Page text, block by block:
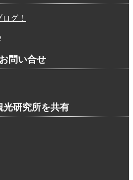
グ！
お問い合せ
光研究所を共有